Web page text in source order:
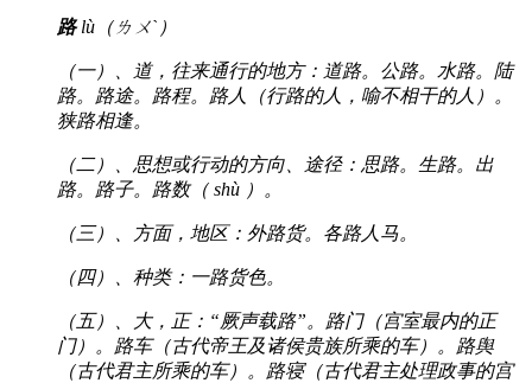
路lù（ㄌㄨˋ）
（一）、道，往来通行的地方：道路。公路。水路。陆
路。路途。路程。路人（行路的人，喻不相干的人）。
狭路相逢。
（二）、思想或行动的方向、途径：思路。生路。出
路。路子。路数（ shù ）。
（三）、方面，地区：外路货。各路人马。
（四）、种类：一路货色。
（五）、大，正：“厥声载路”。路门（宫室最内的正
门）。路车（古代帝王及诸侯贵族所乘的车）。路舆
（古代君主所乘的车）。路寝（古代君主处理政事的宫